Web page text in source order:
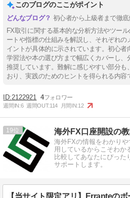
このブログのここがポイント
初心者から上級者まで徹
FX取引に関する基本的な分析方法やツー
ートや指標の仕組みを解説し、それぞれ
イントが具体的に示されています。初心
学習法や本の選び方まで幅広くカバーし
推奨しています。難解に感じやすい部分
おり、実践のためのヒントを得られる内容
2122921 4
週間IN:6 週間OUT:114 月間IN:12
19 海外FX口座開設の
海外FXの情報をわかり
用しているからこそわか
比較してあなたにぴった
サポートします。